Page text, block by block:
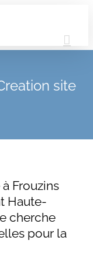
site
Frouzins
Haute-
cherche
pour la